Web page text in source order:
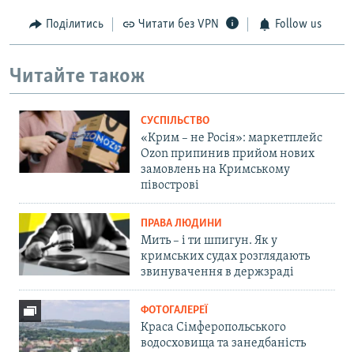
Поділитись Читати без VPN Follow us
Читайте також
СУСПІЛЬСТВО
«Крим – не Росія»: маркетплейс
Ozon припинив прийом нових
замовлень на Кримському
півострові
ПРАВА ЛЮДИНИ
Мить – і ти шпигун. Як у
кримських судах розглядають
звинувачення в держзраді
ФОТОГАЛЕРЕЇ
Краса Сімферопольського
водосховища та занедбаність